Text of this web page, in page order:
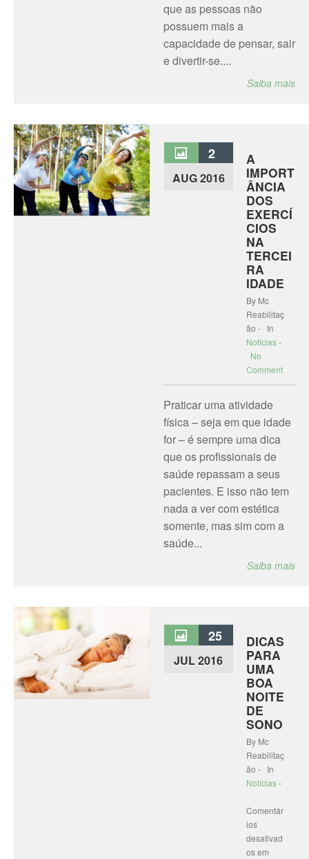
que as pessoas não
possuem mais a
capacidade de pensar, sair
e divertir-se....
Saiba mais
2
AUG 2016
A
IMPORT
ÂNCIA
DOS
EXERCÍ
CIOS
NA
TERCEI
RA
IDADE
By Mc
Reabilitaç
ão - In
Notícias-
No
Comment
Praticar uma atividade
física – seja em que idade
for – é sempre uma dica
que os profissionais de
saúde repassam a seus
pacientes. E isso não tem
nada a ver com estética
somente, mas sim com a
saúde...
Saiba mais
25
JUL 2016
DICAS
PARA
UMA
BOA
NOITE
DE
SONO
By Mc
Reabilitaç
ão - In
Notícias-
Comentár
ios
desativad
osem